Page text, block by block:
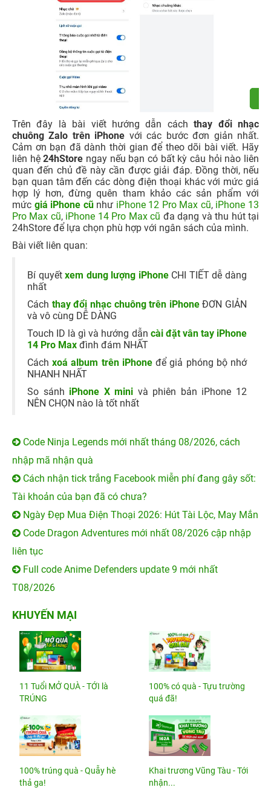
Trên đây là bài viết hướng dẫn cáchthay đổi nhạc
chuông Zalo trên iPhone với các bước đơn giản nhất.
Cảm ơn bạn đã dành thời gian để theo dõi bài viết. Hãy
liên hệ24hStore ngay nếu bạn có bất kỳ câu hỏi nào liên
quan đến chủ đề này cần được giải đáp. Đồng thời, nếu
bạn quan tâm đến các dòng điện thoại khác với mức giá
hợp lý hơn, đừng quên tham khảo các sản phẩm với
mức giá iPhone cũ như iPhone 12 Pro Max cũ, iPhone 13
Pro Max cũ, iPhone 14 Pro Max cũ đa dạng và thu hút tại
24hStore để lựa chọn phù hợp với ngân sách của mình.
Bài viết liên quan:
Bí quyếtxem dung lượng iPhoneCHI TIẾT dễ dàng
nhất
Cách thay đổi nhạc chuông trên iPhoneĐƠN GIẢN
và vô cùng DỄ DÀNG
Touch ID là gì và hướng dẫn cài đặt vân tay iPhone
14 Pro Max đình đám NHẤT
Cáchxoá album trên iPhoneđể giả phóng bộ nhớ
NHANH NHẤT
So sánh iPhone X mini và phiên bản iPhone 12
NÊN CHỌN nào là tốt nhất
Code Ninja Legends mới nhất tháng 08/2026, cách
nhập mã nhận quà
Cách nhận tick trắng Facebook miễn phí đang gây sốt:
Tài khoản của bạn đã có chưa?
Ngày Đẹp Mua Điện Thoại 2026: Hút Tài Lộc, May Mắn
Code Dragon Adventures mới nhất 08/2026 cập nhập
liên tục
Full code Anime Defenders update 9 mới nhất
T08/2026
KHUYẾN MẠI
11 Tuổi MỞ QUÀ - TỚI là
TRÚNG
100% có quà - Tựu trường
quá đã!
100% trúng quà - Quẫy hè
thả ga!
Khai trương Vũng Tàu - Tới
nhận...